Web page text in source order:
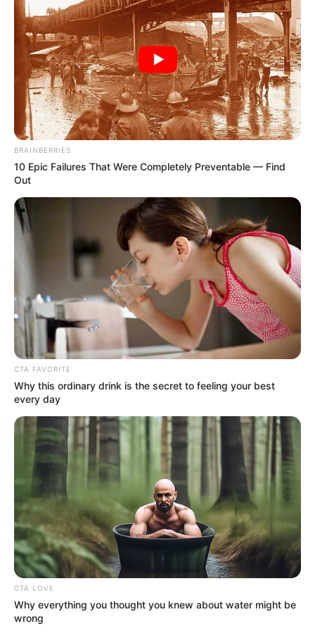
Tempat, Tanggal Lahir: Jakarta, 8 Mei 1982
Kewarganegaraan: Indonesia
Agama: Kristen
Profesi: Aktor, Presenter
Hobi: Fotografi, Koleksi Kamera, Koleksi Sneakers
Facebook: –
X:@gadiiing
Threads: –
Instagram:
TikTok: –
Tinggi, Berat & Penampilan Fisik
Tinggi: 167 cm
Berat: – kg
Golongan Darah: –
Warna Rambut: Hitam
Warna Mata: Hitam
Warna Kulit: Putih
Ukuran Tubuh: –
Ukuran Sepatu: –
Ukuran Baju: –
Pendidikan
Universitas Atma Jaya Fakultas Ekonomi Manajemen
Keluarga
BRAINBERRIES
10 Epic Failures That Were Completely Preventable — Find
Out
CTA FAVORITE
Why this ordinary drink is the secret to feeling your best
every day
CTA LOVE
Why everything you thought you knew about water might be
wrong